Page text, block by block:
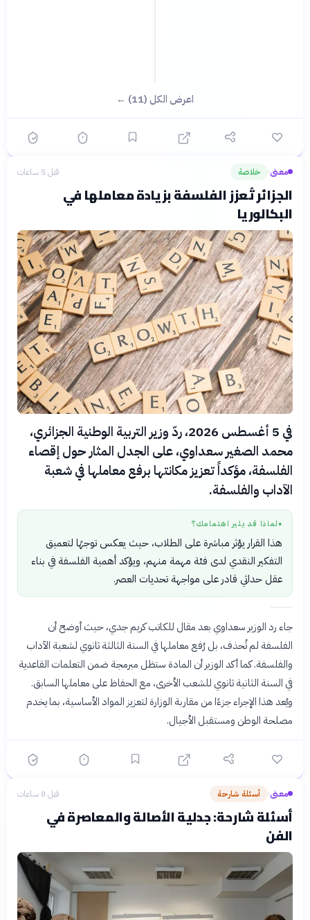
اعرض الكل (11) ←
معنى› خلاصة قبل 5 ساعات
الجزائر تُعزز الفلسفة بزيادة معاملها في
البكالوريا
في 5 أغسطس 2026، ردّ وزير التربية الوطنية الجزائري،
محمد الصغير سعداوي، على الجدل المثار حول إقصاء
الفلسفة، مؤكداً تعزيز مكانتها برفع معاملها في شعبة
الآداب والفلسفة.
● لماذا قد يثير اهتمامك؟
هذا القرار يؤثر مباشرة على الطلاب، حيث يعكس توجهًا لتعميق
التفكير النقدي لدى فئة مهمة منهم، ويؤكد أهمية الفلسفة في بناء
عقل حداثي قادر على مواجهة تحديات العصر.
جاء رد الوزير سعداوي بعد مقال للكاتب كريم جدي، حيث أوضح أن
الفلسفة لم تُحذف، بل رُفع معاملها في السنة الثالثة ثانوي لشعبة الآداب
والفلسفة. كما أكد الوزير أن المادة ستظل مبرمجة ضمن التعلمات القاعدية
في السنة الثانية ثانوي للشعب الأخرى، مع الحفاظ على معاملها السابق.
ويُعد هذا الإجراء جزءًا من مقاربة الوزارة لتعزيز المواد الأساسية، بما يخدم
مصلحة الوطن ومستقبل الأجيال.
معنى› أسئلة شارحة قبل 8 ساعات
أسئلة شارحة: جدلية الأصالة والمعاصرة في
الفن